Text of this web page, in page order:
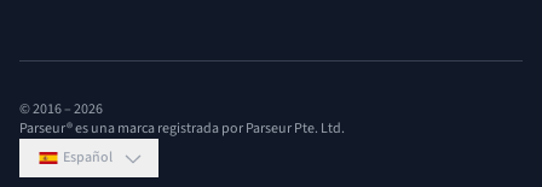
© 2016 –2026
Parseur® es una marca registrada por Parseur Pte. Ltd.
Español